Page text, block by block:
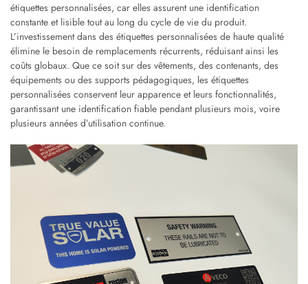
étiquettes personnalisées, car elles assurent une identification
constante et lisible tout au long du cycle de vie du produit.
L’investissement dans des étiquettes personnalisées de haute qualité
élimine le besoin de remplacements récurrents, réduisant ainsi les
coûts globaux. Que ce soit sur des vêtements, des contenants, des
équipements ou des supports pédagogiques, les étiquettes
personnalisées conservent leur apparence et leurs fonctionnalités,
garantissant une identification fiable pendant plusieurs mois, voire
plusieurs années d’utilisation continue.